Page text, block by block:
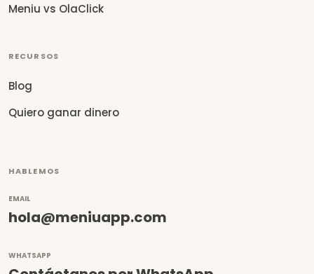
Meniu vs OlaClick
RECURSOS
Blog
Quiero ganar dinero
HABLEMOS
EMAIL
hola@meniuapp.com
WHATSAPP